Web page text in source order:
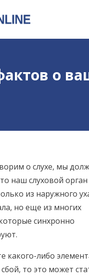
о
о слухе, мы
наш слуховой орган
из наружного
но еще из многих
синхронно
какого-либо
то это может